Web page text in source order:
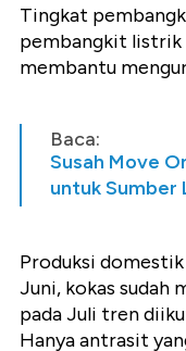
Tingkat
pembangkit listrik
membantu
Baca:
Susah Move
untuk Sumber
Produksi domestik
Juni, kokas sudah
pada Juli tren
Hanya antrasit